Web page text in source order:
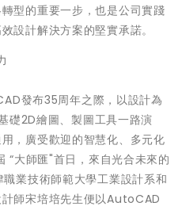
型的重要一步，也是公司實踐
設計解決方案的堅實承諾。
發布35周年之際，以設計為
礎2D繪圖、製圖工具一路演
，廣受歡迎的智慧化、多元化
“大師匯"首日，來自光合未來的
業技術師範大學工業設計系和
師宋培培先生便以AutoCAD